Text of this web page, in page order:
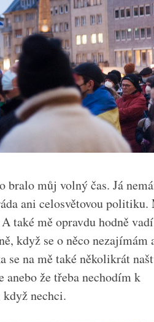
bralo můj volný čas. Já
ani celosvětovou politiku.
A také mě opravdu hodně
když se o něco nezajímám
se na mě také několikrát
že třeba nechodím k
nechci.